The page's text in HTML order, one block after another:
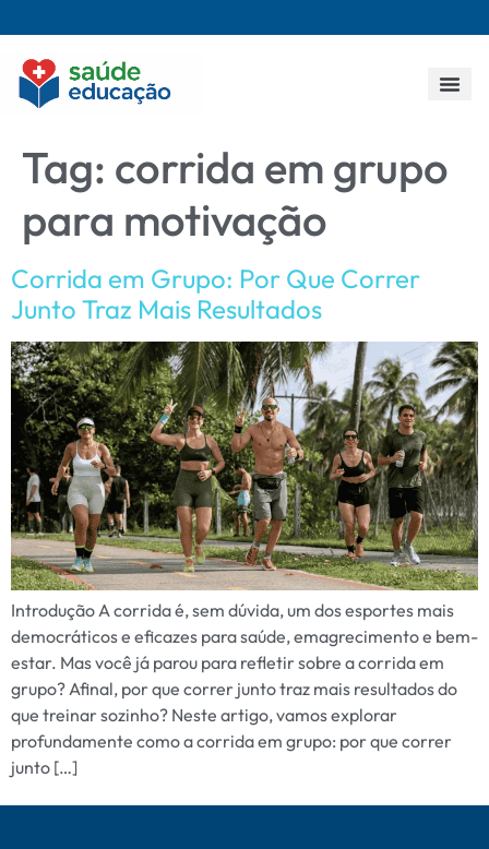
Tag: corrida em grupo
para motivação
Corrida em Grupo: Por Que Correr
Junto Traz Mais Resultados
Introdução A corrida é, sem dúvida, um dos esportes mais
democráticos e eficazes para saúde, emagrecimento e bem-
estar. Mas você já parou para refletir sobre a corrida em
grupo? Afinal, por que correr junto traz mais resultados do
que treinar sozinho? Neste artigo, vamos explorar
profundamente como a corrida em grupo: por que correr
junto […]